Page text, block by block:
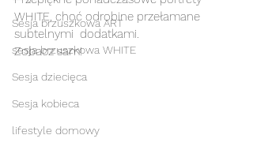
Sesja brzuszkowa ART
sesja brzuszkowa WHITE
Sesja dziecięca
Sesja kobieca
lifestyle domowy
WHITE, choć odrobine przełamane
subtelnymi  dodatkami.
Zobacz sam!